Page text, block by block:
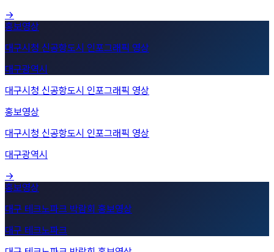
→
대구시청 신공항도시 인포그래픽 영상
대구광역시
홍보영상
대구시청 신공항도시 인포그래픽 영상
대구광역시
→
대구 테크노파크 박람회 홍보영상
대구 테크노파크